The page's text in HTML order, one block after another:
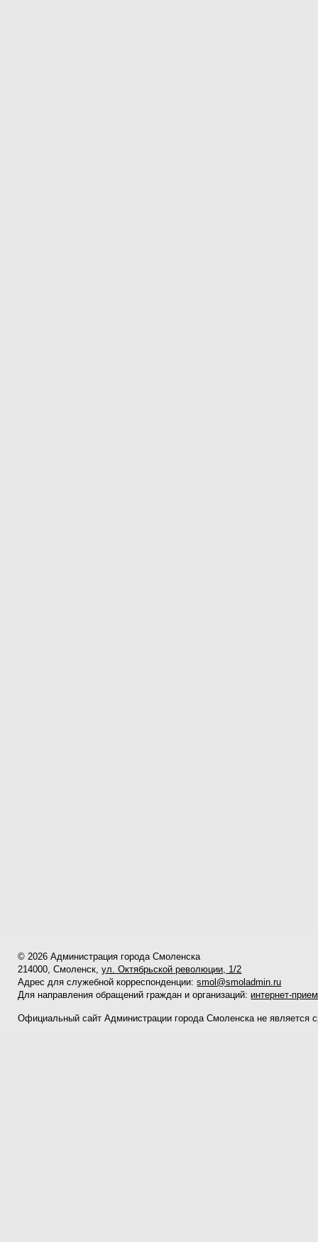
© 2026 Администрация города Смоленска
214000, Смоленск,ул. Октябрьской революции, 1/2
Адрес для служебной корреспонденции:smol@smoladmin.ru
Для направления обращений граждан и организаций: интернет-
Официальный сайт Администрации города Смоленска не является